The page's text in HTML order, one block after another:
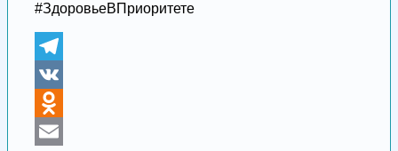
#ЗдоровьеВПриоритете
Telegram
VK
Odnoklassniki